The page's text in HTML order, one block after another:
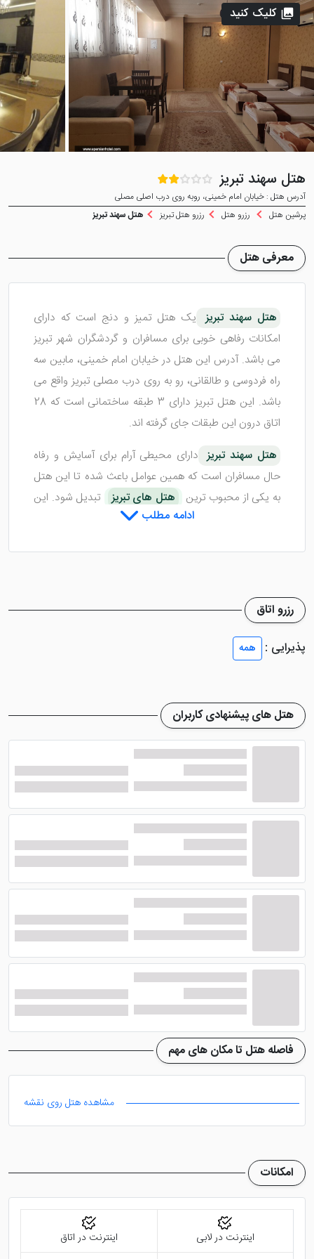
هتل سهند تبریز
آدرس هتل : خیابان امام خمینی، روبه روی درب اصلی مصلی
پرشین هتل
رزرو هتل رزرو هتل تبریز هتل سهند تبریز
کلیک کنید
معرفی هتل
هتل سهند تبریز یک هتل تمیز و دنج است که دارای
امکانات رفاهی خوبی برای مسافران و گردشگران شهر تبریز
می باشد. آدرس این هتل در خیابان امام خمینی، مابین سه
راه فردوسی و طالقانی، رو به روی درب مصلی تبریز واقع می
باشد. این هتل تبریز دارای 3 طبقه ساختمانی است که 28
اتاق درون این طبقات جای گرفته اند.
هتل سهند تبریز دارای محیطی آرام برای آسایش و رفاه
حال مسافران است که همین عوامل باعث شده تا این هتل
به یکی از محبوب ترین
هتل های تبریز
تبدیل شود. این
هتل تبریز لابی نقلی دارد که با وسایل رفاهی خوبی تجهیز
رستوران و امکانات هتل سهند تبریز
است وعده های غذایی میهمانان را به خوبی تامین کند. انواع
غذاهای ایرانی و سنتی با کیفیت مناسب در رستوران این
هتل تبریز طبخ می شود. شایان ذکر است منوی غذایی
رستوران هتل سهند انتخابی می باشد.
هتل محبوب سهند تبریز
دارد که همین علت باعث رضایت مسافران شده است. از
امکانات این هتل 3 ستاره می توان به آسانسور، پارکینگ،
خشکشویی، اینترنت، اتاق چمدان، خدمات جانبازان و
معلولین و ... اشاره کرد. ضمن اینکه تمامی نظافت های لازمه
توسط کارکنان این هتل پس از خروج هر مسافر انجام می
گیرد و از این نظر نیز جای نگرانی وجود نخواهد داشت.
اتاق های هتل سهند تبریز
هتل سهند
در 3 طبقه ساختمانی بنا شده است که با حدود
28 واحد اقامتی پذیرای گردشگران عزیز می باشد. در این
واحد ها و اتاق های هتل، شما می توانید اقامتی راحت را با
مناسب در این اتاق ها ایجاد شده اند و خیال شما را از هر
حمام، سرویس بهداشتی، تلویزیون، مبلمان راحتی، چای ساز
و ... اشاره نمود.
اماکن نزدیک به هتل سهند تبریز
ادامه مطلب
رزرو اتاق
پذیرایی :
همه
هتل های پیشنهادی کاربران
فاصله هتل تا مکان های مهم
مشاهده هتل روی نقشه
امکانات
اینترنت در لابی اینترنت در اتاق